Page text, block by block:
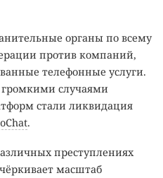
органы по всему
против компаний,
телефонные услуги.
громкими случаями
стали ликвидация
.
преступлениях
масштаб